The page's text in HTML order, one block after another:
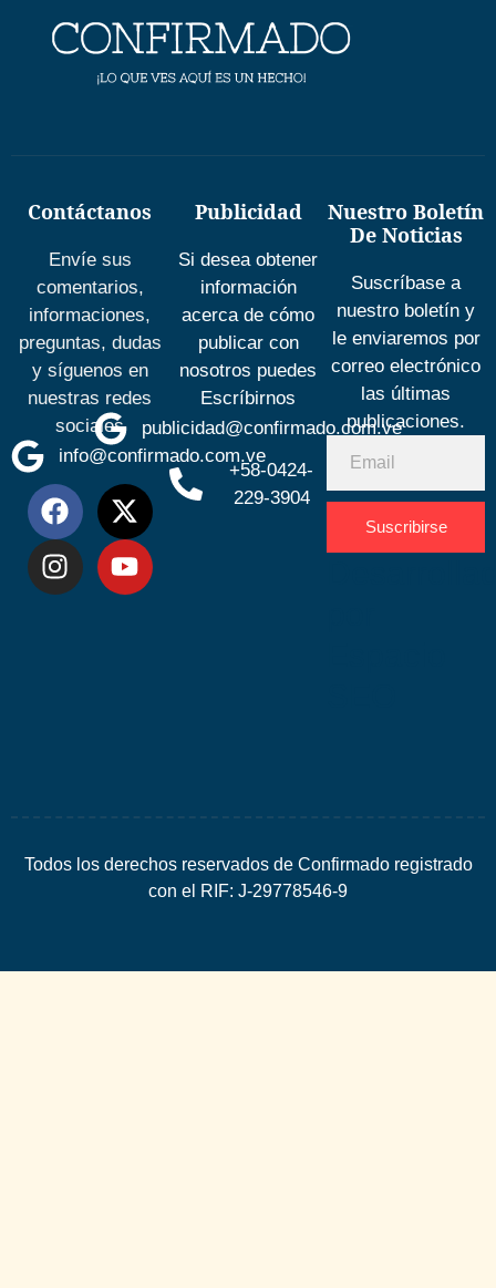
Contáctanos
Envíe sus
comentarios,
informaciones,
preguntas, dudas
y síguenos en
nuestras redes
sociales
info@confirmado.com.ve
Publicidad
Si desea obtener
información
acerca de cómo
publicar con
nosotros puedes
Escríbirnos
publicidad@confirmado.com.ve
+58-0424-
229-3904
Nuestro Boletín
De Noticias
Suscríbase a
nuestro boletín y
le enviaremos por
correo electrónico
las últimas
publicaciones.
Suscribirse
Todos los derechos reservados de Confirmado registrado
con el RIF: J-29778546-9